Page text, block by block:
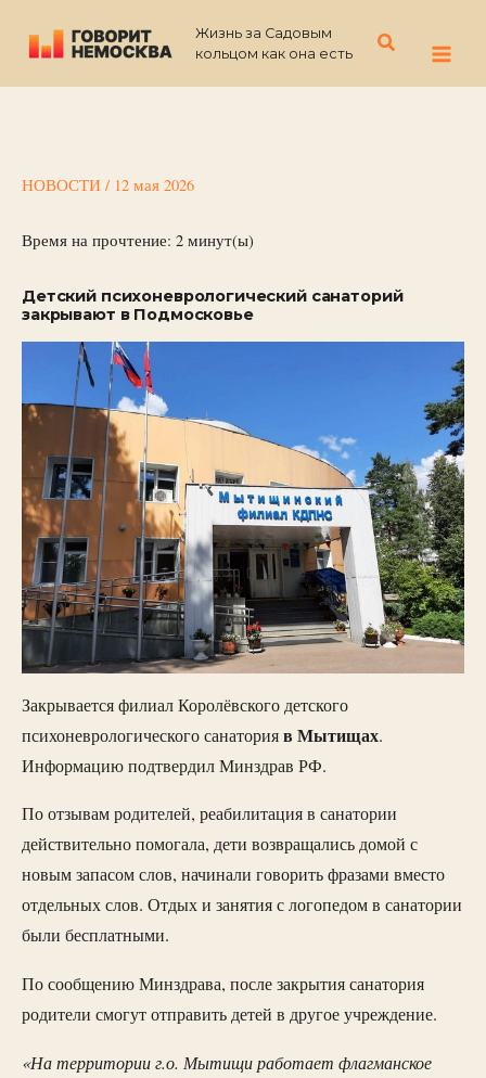
содержимому
Жизнь за Садовым
кольцом как она есть
Поиск
НОВОСТИ / 12 мая 2026
Время на прочтение: 2 минут(ы)
Детский психоневрологический санаторий
закрывают в Подмосковье
Закрывается филиал Королёвского детского
психоневрологического санаторияв Мытищах.
Информацию подтвердил Минздрав РФ.
По отзывам родителей, реабилитация в санатории
действительно помогала, дети возвращались домой с
новым запасом слов, начинали говорить фразами вместо
отдельных слов. Отдых и занятия с логопедом в санатории
были бесплатными.
По сообщению Минздрава, после закрытия санатория
родители смогут отправить детей в другое учреждение.
«На территории г.о. Мытищи работает флагманское